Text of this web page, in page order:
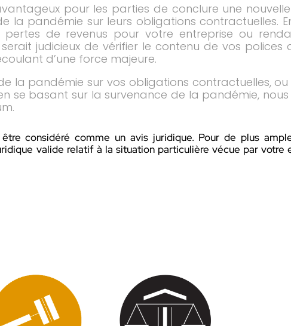
pour les parties de conclure une
la pandémie sur leurs obligations contractuelles.
de revenus pour votre entreprise ou
judicieux de vérifier le contenu de vos polices
d’une force majeure.
la pandémie sur vos obligations contractuelles, ou
se basant sur la survenance de la pandémie, nous
considéré comme un avis juridique. Pour de plus
valide relatif à la situation particulière vécue par votre